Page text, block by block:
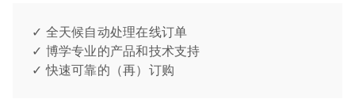
✓ 全天候自动处理在线订单
✓ 博学专业的产品和技术支持
✓ 快速可靠的（再）订购